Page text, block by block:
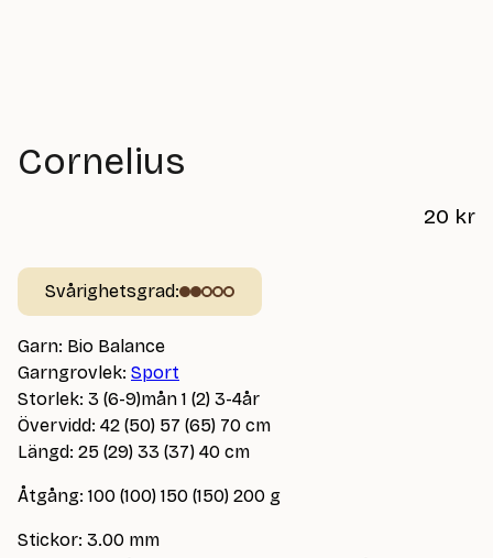
Cornelius
20 kr
Svårighetsgrad:
Garn: Bio Balance
Garngrovlek: Sport
Storlek: 3 (6-9)mån 1 (2) 3-4år
Övervidd: 42 (50) 57 (65) 70 cm
Längd: 25 (29) 33 (37) 40 cm
Åtgång: 100 (100) 150 (150) 200 g
Stickor: 3.00 mm